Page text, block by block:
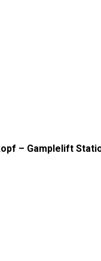
– Gamplelift